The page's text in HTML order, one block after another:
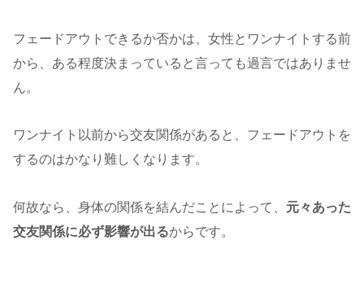
フェードアウトできるか否かは、女性とワンナイトする前
から、ある程度決まっていると言っても過言ではありませ
ん。
ワンナイト以前から交友関係があると、フェードアウトを
するのはかなり難しくなります。
何故なら、身体の関係を結んだことによって、 元々あった
交友関係に必ず影響が出るからです。